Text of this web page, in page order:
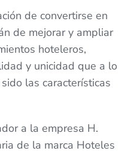
de convertirse en
de mejorar y ampliar
hoteleros,
y unicidad que a lo
las características
a la empresa H.
de la marca Hoteles